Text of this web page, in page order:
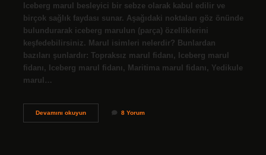
Iceberg marul besleyici bir sebze olarak kabul edilir ve
birçok sağlık faydası sunar. Aşağıdaki noktaları göz önünde
bulundurarak iceberg marulun (parça) özelliklerini
keşfedebilirsiniz. Marul isimleri nelerdir? Bunlardan
bazıları şunlardır: Topraksız marul fidanı, Iceberg marul
fidanı, Iceberg marul fidanı, Maritima marul fidanı, Yedikule
marul…
Devamını okuyunKıvırcık
8 Yorum